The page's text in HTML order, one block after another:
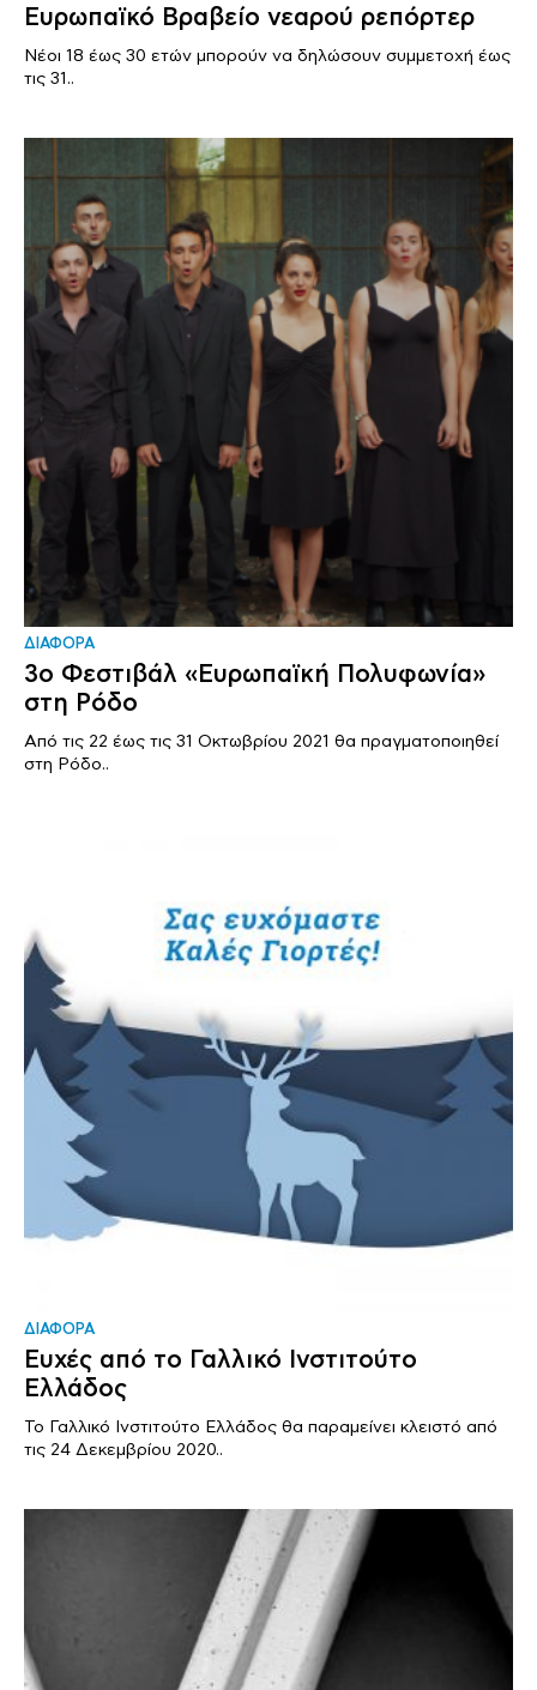
Ευρωπαϊκό Βραβείο νεαρού ρεπόρτερ
Νέοι 18 έως 30 ετών μπορούν να δηλώσουν συμμετοχή έως
τις 31..
ΔΙΑΦΟΡΑ
3o Φεστιβάλ «Ευρωπαϊκή Πολυφωνία»
στη Ρόδο
Από τις 22 έως τις 31 Οκτωβρίου 2021 θα πραγματοποιηθεί
στη Ρόδο..
ΔΙΑΦΟΡΑ
Ευχές από το Γαλλικό Ινστιτούτο
Ελλάδος
Το Γαλλικό Ινστιτούτο Ελλάδος θα παραμείνει κλειστό από
τις 24 Δεκεμβρίου 2020..